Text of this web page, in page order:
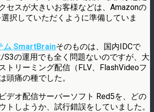
セスが大きいお客様などは、Amazonの
択していただくように準備していま
ム SmartBrainそのものは、国内IDCで
S3の運用でも全く問題ないのですが、大
トリーミング配信（FLV、FlashVideoフ
頭痛の種でした。
デオ配信サーバーソフト Red5を、どの
トしようか、試行錯誤をしていました。